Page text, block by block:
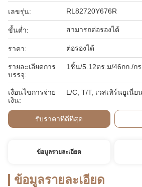
เลขรุ่น: RL82720Y676R
ขั้นต่ำ: สามารถต่อรองได้
ราคา: ต่อรองได้
รายละเอียดการ
บรรจุ:
1ชิ้น/5.12ตร.ม/46กก./ก
เงื่อนไขการจ่าย
เงิน:
L/C, T/T, เวสเทิร์นยูเนี่ย
รับราคาที่ดีที่สุด
ข้อมูลรายละเอียด
ข้อมูลรายละเอียด